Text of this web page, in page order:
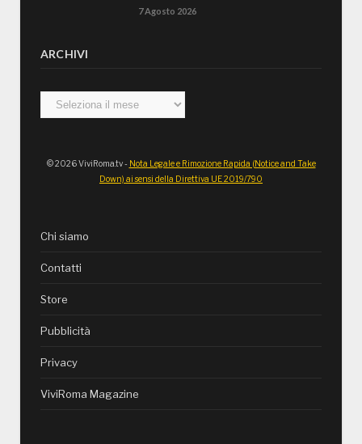
7 Agosto 2026
ARCHIVI
Archivi
© 2026 ViviRoma.tv - Nota Legale e Rimozione Rapida (Notice and Take
Down) ai sensi della Direttiva UE 2019/790
Chi siamo
Contatti
Store
Pubblicità
Privacy
ViviRoma Magazine